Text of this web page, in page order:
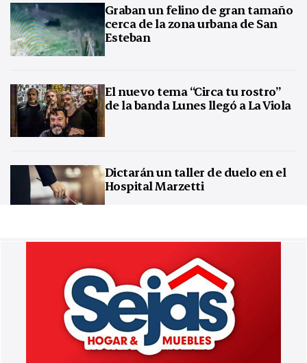
Graban un felino de gran tamaño
cerca de la zona urbana de San
Esteban
El nuevo tema “Circa tu rostro”
de la banda Lunes llegó a La Viola
Dictarán un taller de duelo en el
Hospital Marzetti